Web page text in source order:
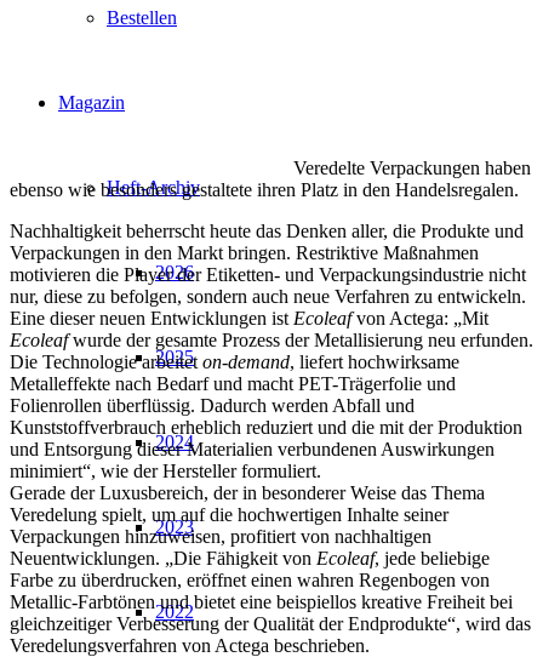
Bestellen
Magazin
Heft-Archiv
2026
2025
2024
2023
2022
Veredelte Verpackungen haben
ebenso wie besonders gestaltete ihren Platz in den Handelsregalen.
Nachhaltigkeit beherrscht heute das Denken aller, die Produkte und
Verpackungen in den Markt bringen. Restriktive Maßnahmen
motivieren die Player der Etiketten- und Verpackungsindustrie nicht
nur, diese zu befolgen, sondern auch neue Verfahren zu entwickeln.
Eine dieser neuen Entwicklungen ist Ecoleafvon Actega: „Mit
Ecoleafwurde der gesamte Prozess der Metallisierung neu erfunden.
Die Technologie arbeitet on-demand, liefert hochwirksame
Metalleffekte nach Bedarf und macht PET-Trägerfolie und
Folienrollen überflüssig. Dadurch werden Abfall und
Kunststoffverbrauch erheblich reduziert und die mit der Produktion
und Entsorgung dieser Materialien verbundenen Auswirkungen
minimiert“, wie der Hersteller formuliert.
Gerade der Luxusbereich, der in besonderer Weise das Thema
Veredelung spielt, um auf die hochwertigen Inhalte seiner
Verpackungen hinzuweisen, profitiert von nachhaltigen
Neuentwicklungen. „Die Fähigkeit von Ecoleaf, jede beliebige
Farbe zu überdrucken, eröffnet einen wahren Regenbogen von
Metallic-Farbtönen und bietet eine beispiellos kreative Freiheit bei
gleichzeitiger Verbesserung der Qualität der Endprodukte“, wird das
Veredelungsverfahren von Actega beschrieben.